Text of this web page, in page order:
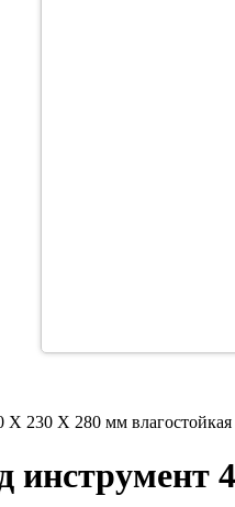
Х 230 Х 280 мм
инструмент